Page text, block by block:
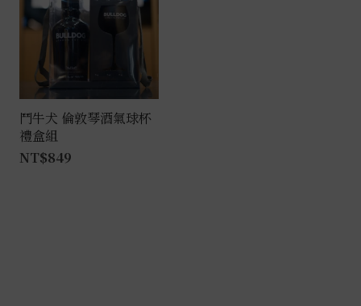
鬥牛犬 倫敦琴酒氣球杯
禮盒組
NT$849